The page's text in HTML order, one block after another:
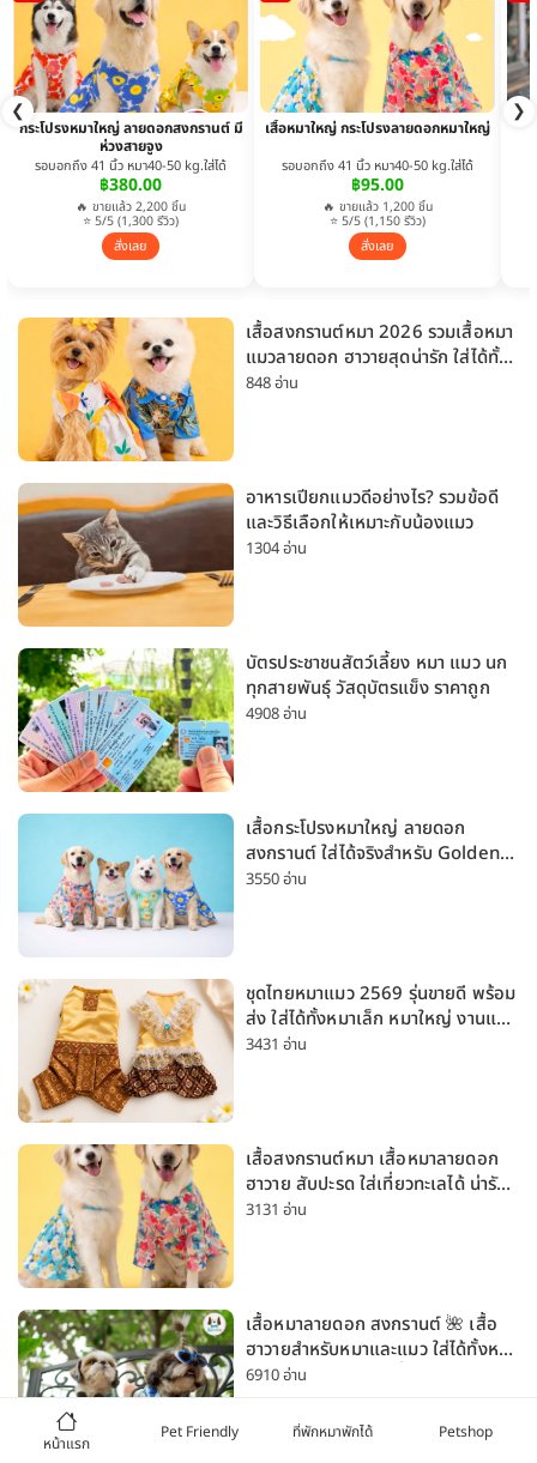
❮ ❯
กระโปรงหมาใหญ่ ลายดอกสงกรานต์ มี
ห่วงสายจูง
รอบอกถึง 41 นิ้ว หมา40-50 kg.ใส่ได้
฿380.00
🔥 ขายแล้ว 2,200 ชิ้น
⭐ 5/5 (1,300 รีวิว)
สั่งเลย
เสื้อหมาใหญ่ กระโปรงลายดอกหมาใหญ่
รอบอกถึง 41 นิ้ว หมา40-50 kg.ใส่ได้
฿95.00
🔥 ขายแล้ว 1,200 ชิ้น
⭐ 5/5 (1,150 รีวิว)
สั่งเลย
เสื้อสงกรานต์หมา 2026 รวมเสื้อหมา
แมวลายดอก ฮาวายสุดน่ารัก ใส่ได้ทั้ง
หมาเล็กและหมาใหญ่
848 อ่าน
อาหารเปียกแมวดีอย่างไร? รวมข้อดี
และวิธีเลือกให้เหมาะกับน้องแมว
1304 อ่าน
บัตรประชาชนสัตว์เลี้ยง หมา แมว นก
ทุกสายพันธุ์ วัสดุบัตรแข็ง ราคาถูก
4908 อ่าน
เสื้อกระโปรงหมาใหญ่ ลายดอก
สงกรานต์ ใส่ได้จริงสำหรับ Golden
Husky Labrador [อัปเดต 2026]
3550 อ่าน
ชุดไทยหมาแมว 2569 รุ่นขายดี พร้อม
ส่ง ใส่ได้ทั้งหมาเล็ก หมาใหญ่ งานแต่ง
สงกรานต์ ลอยกระทง
3431 อ่าน
เสื้อสงกรานต์หมา เสื้อหมาลายดอก
ฮาวาย สับปะรด ใส่เที่ยวทะเลได้ น่ารัก
ใส่ได้ทั้งหมาเล็กและหมาใหญ่
3131 อ่าน
เสื้อหมาลายดอก สงกรานต์ 🌺 เสื้อ
ฮาวายสำหรับหมาและแมว ใส่ได้ทั้งหมา
เล็กและหมาใหญ่ ใส่เที่ยวทะเลน่ารัก
6910 อ่าน
หน้าแรก
Pet Friendly ที่พักหมาพักได้ Petshop